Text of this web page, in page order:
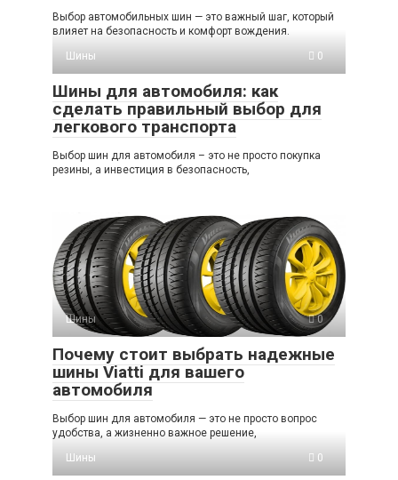
Выбор автомобильных шин — это важный шаг, который
влияет на безопасность и комфорт вождения.
Шины
0
Шины для автомобиля: как
сделать правильный выбор для
легкового транспорта
Выбор шин для автомобиля – это не просто покупка
резины, а инвестиция в безопасность,
Шины 0
Почему стоит выбрать надежные
шины Viatti для вашего
автомобиля
Выбор шин для автомобиля — это не просто вопрос
удобства, а жизненно важное решение,
Шины
0